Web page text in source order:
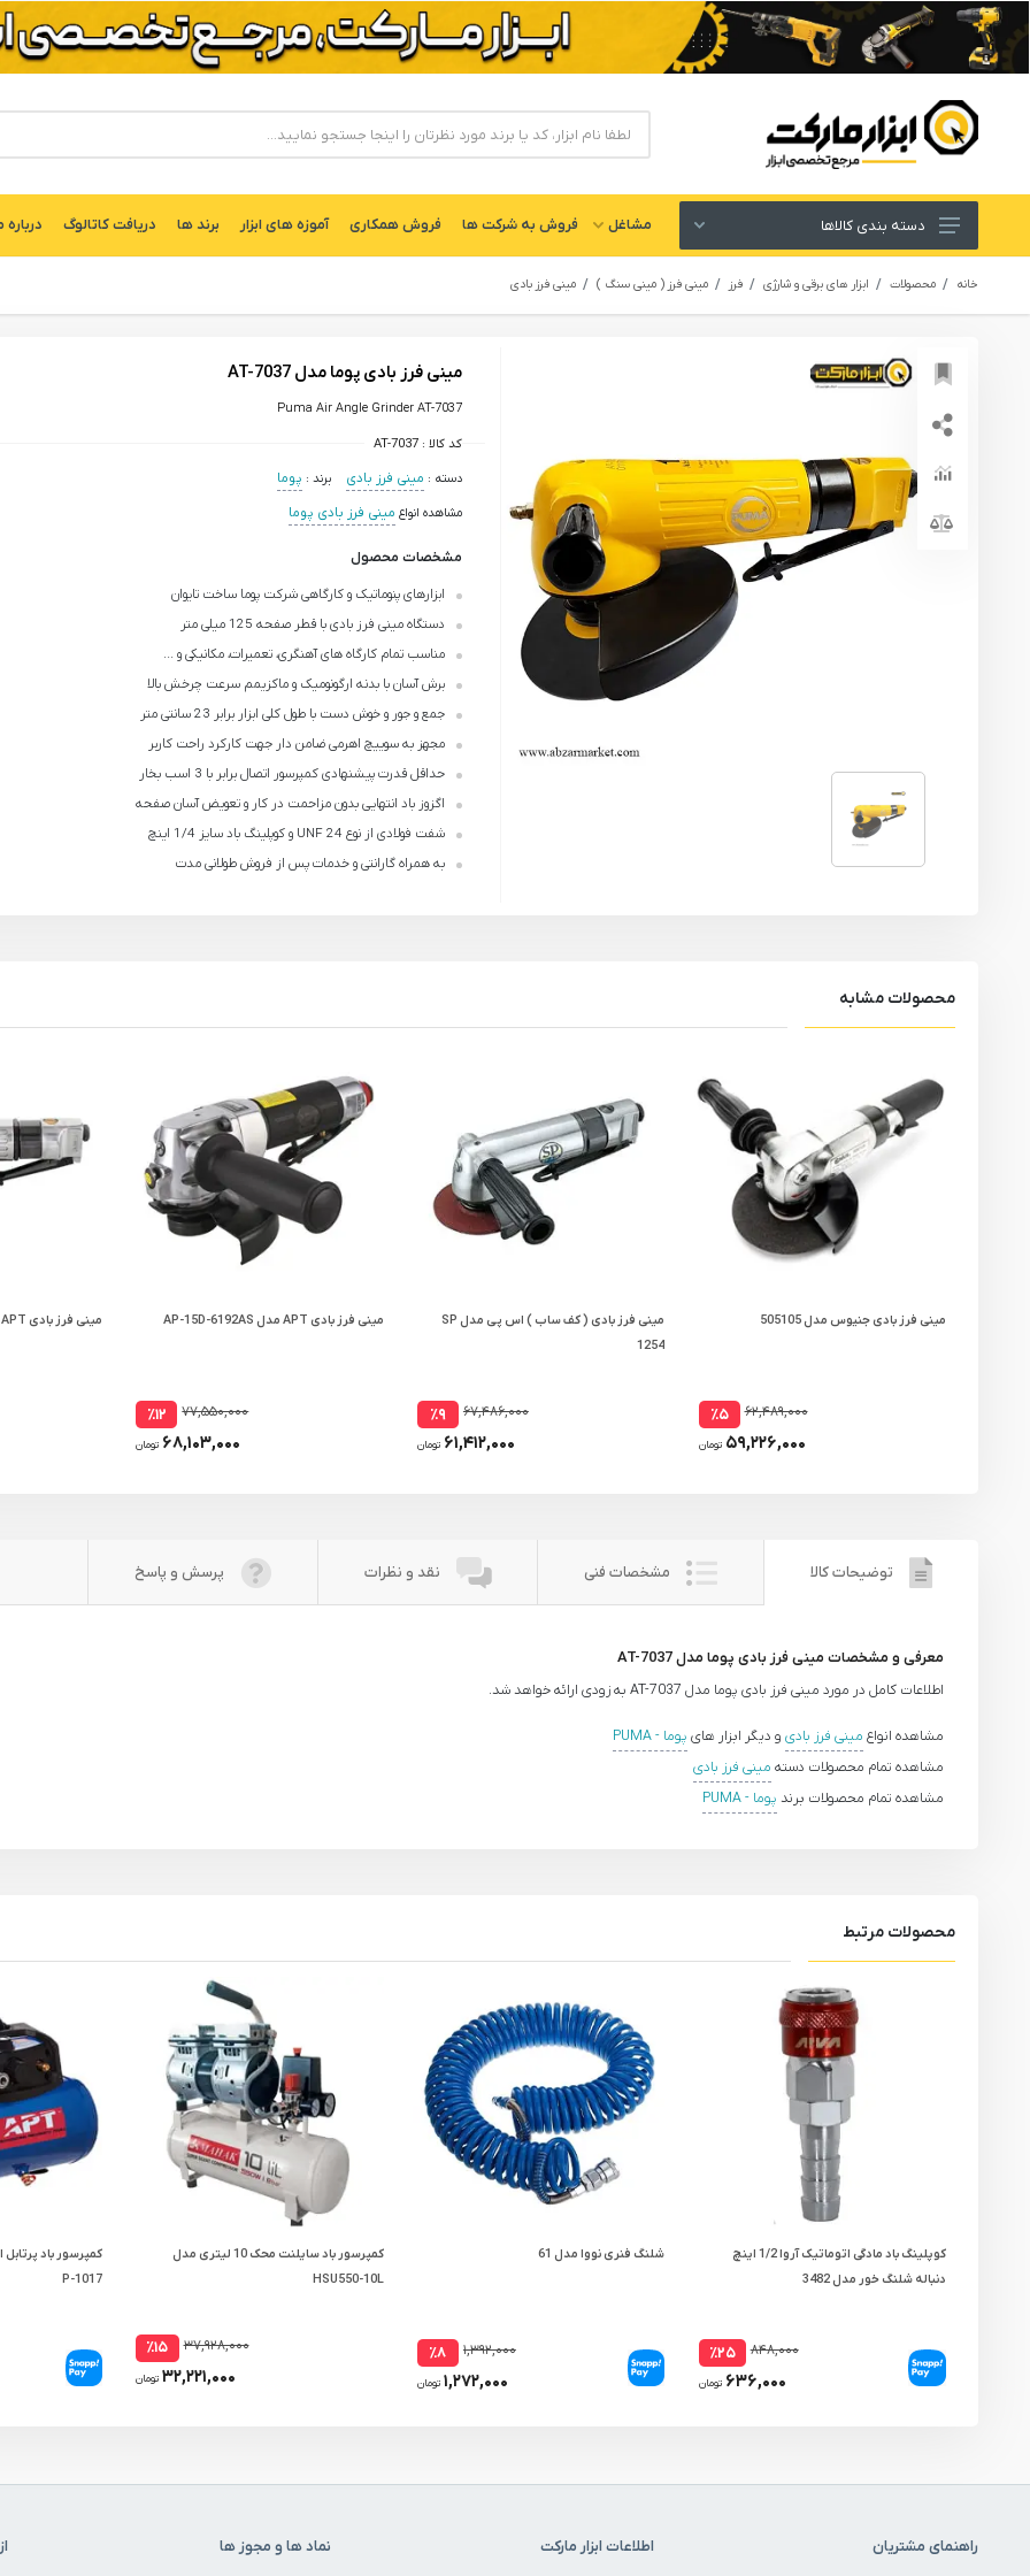
ابزار های برقی و شارژی
لوازم جانبی ابزار
ابزار های دستی و عمومی
ابزار های بادی یا پنوماتیک
ابزار دقیق و اندازه گیری
یراق آلات
دسته بندی کالاها مشاغل فروش به شركت ها فروش همکاری آموزه های ابزار برند ها دریافت کاتالوگ درباره
خانه محصولات ابزار های برقی و شارژی فرز مینی فرز ( مینی سنگ ) مینی فرز بادی
مینی فرز بادی پوما مدل AT-7037
Puma Air Angle Grinder AT-7037
کد کالا : AT-7037
دسته : مینی فرز بادی برند : پوما
مشاهده انواع مینی فرز بادی پوما
مشخصات محصول
ابزارهای پنوماتیک و کارگاهی شرکت پوما ساخت تایوان
دستگاه مینی فرز بادی با قطر صفحه 125 میلی متر
مناسب تمام کارگاه های آهنگری، تعمیرات، مکانیکی و ...
برش آسان با بدنه ارگونومیک و ماکزیمم سرعت چرخش بالا
جمع و جور و خوش دست با طول کلی ابزار برابر 23 سانتی متر
مجهز به سوییچ اهرمی ضامن دار جهت کارکرد راحت کاربر
حداقل قدرت پیشنهادی کمپرسور اتصال برابر با 3 اسب بخار
اگزوز باد انتهایی بدون مزاحمت در کار و تعویض آسان صفحه
شفت فولادی از نوع 24 UNF و کوپلینگ باد سایز 1/4 اینچ
به همراه گارانتی و خدمات پس از فروش طولانی مدت
محصولات مشابه
مینی فرز بادی جنیوس مدل 505105
۶۲,۴۸۹,۰۰۰ ٪۵
۵۹,۲۲۶,۰۰۰ تومان
مینی فرز بادی ( کف ساب ) اس پی مدل SP
1254
۶۷,۴۸۶,۰۰۰ ٪۹
۶۱,۴۱۲,۰۰۰ تومان
مینی فرز بادی APT مدل AP-15D-6192AS
۷۷,۵۵۰,۰۰۰ ٪۱۲
۶۸,۱۰۳,۰۰۰ تومان
مینی فرز بادی APT مدل AP-16195A
توضیحات کالا مشخصات فنی نقد و نظرات پرسش و پاسخ
معرفی و مشخصات مینی فرز بادی پوما مدل AT-7037
اطلاعات کامل در مورد مینی فرز بادی پوما مدل AT-7037 به زودی ارائه خواهد شد.
مشاهده انواع مینی فرز بادی و دیگر ابزار های پوما - PUMA
مشاهده تمام محصولات دسته مینی فرز بادی
مشاهده تمام محصولات برند پوما - PUMA
محصولات مرتبط
کوپلینگ باد مادگی اتوماتیک آروا 1/2 اینچ
دنباله شلنگ خور مدل 3482
۸۴۸,۰۰۰ ٪۲۵
۶۳۶,۰۰۰ تومان
شلنگ فنری نووا مدل 61
۱,۳۹۲,۰۰۰ ٪۸
۱,۲۷۲,۰۰۰ تومان
کمپرسور باد سایلنت محک 10 لیتری مدل
HSU550-10L
۳۷,۹۲۸,۰۰۰ ٪۱۵
۳۲,۲۲۱,۰۰۰ تومان
P-1017
راهنمای مشتریان اطلاعات ابزار مارکت نماد ها و مجوز ها